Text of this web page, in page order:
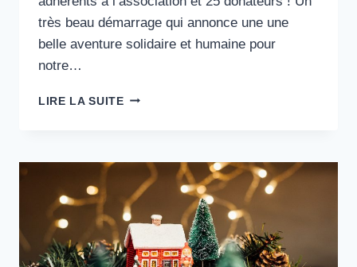
très beau démarrage qui annonce une une
belle aventure solidaire et humaine pour
notre…
LIRE LA SUITEDERNIÈRE
MOIS